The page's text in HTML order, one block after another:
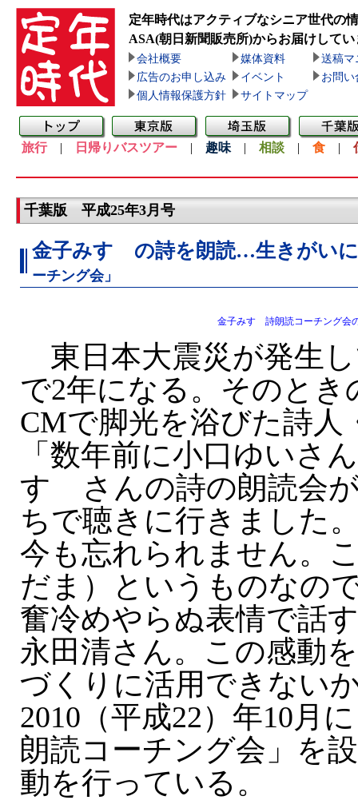
定年時代はアクティブなシニア世代の
ASA(朝日新聞販売所)からお届けしてい
会社概要 媒体資料
送稿マ
広告のお申し込み
イベント
お問い
個人情報保護方針
サイトマップ
旅行| 日帰りバスツアー | 趣味 | 相談 | 食 |
千葉版 平成25年3月号
金子みすゞの詩を朗読…生きがいに
ーチング会」
金子みすゞ詩朗読コーチング会
東日本大震災が発生
で2年になる。そのとき
CMで脚光を浴びた詩人
「数年前に小口ゆいさ
すゞさんの詩の朗読会
ちで聴きに行きました
今も忘れられません。
だま）というものなの
奮冷めやらぬ表情で話
永田清さん。この感動
づくりに活用できない
2010（平成22）年10月
朗読コーチング会」を
動を行っている。